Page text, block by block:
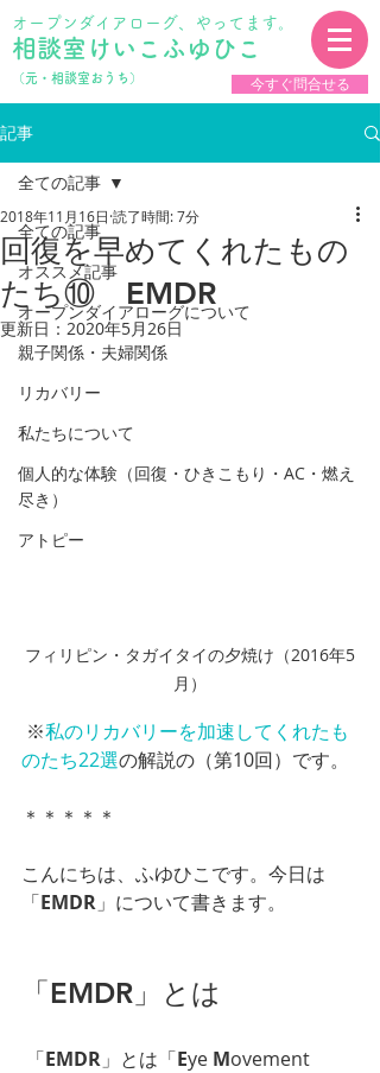
オープンダイアローグ、やってます。
相談室けいこふゆひこ
​（元・相談室おうち） 今すぐ問合せる
記事
全ての記事
オススメ記事
オープンダイアローグについて
親子関係・夫婦関係
リカバリー
私たちについて
個人的な体験（回復・ひきこもり・AC・燃え
尽き）
アトピー
全ての記事
回復を早めてくれたもの
たち⑩ EMDR
2018年11月16日 読了時間: 7分
更新日： 2020年5月26日
フィリピン・タガイタイの夕焼け（2016年5
月）
※私のリカバリーを加速してくれたも
のたち22選の解説の（第10回）です。
＊＊＊＊＊
こんにちは、ふゆひこです。今日は
「EMDR 」について書きます。
「EMDR」とは
「EMDR 」とは「Eye Movement